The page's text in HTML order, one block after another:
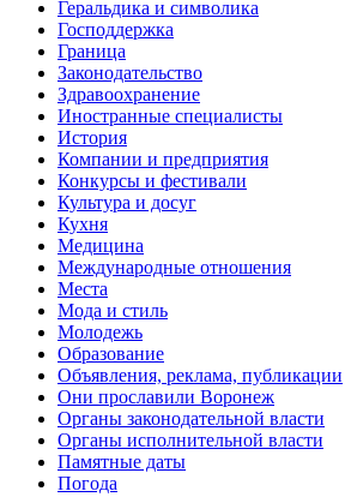
Геральдика и символика
Господдержка
Граница
Законодательство
Здравоохранение
Иностранные специалисты
История
Компании и предприятия
Конкурсы и фестивали
Культура и досуг
Кухня
Медицина
Международные отношения
Места
Мода и стиль
Молодежь
Образование
Объявления, реклама, публикации
Они прославили Воронеж
Органы законодательной власти
Органы исполнительной власти
Памятные даты
Погода